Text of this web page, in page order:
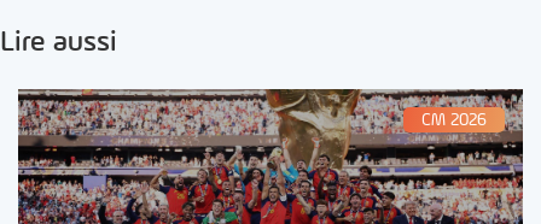
Lire aussi
CM 2026